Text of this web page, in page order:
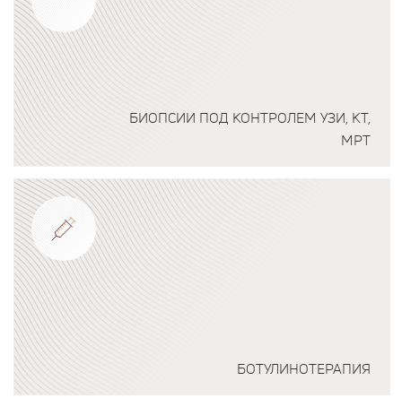
БИОПСИИ ПОД КОНТРОЛЕМ УЗИ, КТ,
МРТ
Подробнее о программе
БОТУЛИНОТЕРАПИЯ